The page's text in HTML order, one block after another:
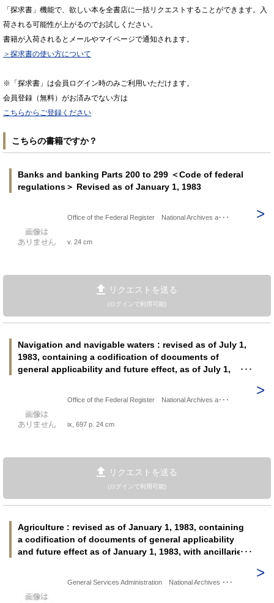
「探求書」機能で、欲しい本を全書店に一括リクエストすることができます。入
荷される可能性が上がるのでお試しください。
書籍が入荷されるとメールやマイページで通知されます。
＞探求書の使い方について
※「探求書」は会員ログイン時のみご利用いただけます。
会員登録（無料）がお済みでない方は
こちらからご登録ください
こちらの書籍ですか？
Banks and banking Parts 200 to 299 ＜Code of federal
regulations＞ Revised as of January 1, 1983
Office of the Federal Register National Archives a･･･
v. 24 cm
リクエストを送る
(ログインで利用可能)
Navigation and navigable waters : revised as of July 1,
1983, containing a codification of documents of
general applicability and future effect, as of July 1,
Office of the Federal Register National Archives a･･･
ix, 697 p. 24 cm
リクエストを送る
(ログインで利用可能)
Agriculture : revised as of January 1, 1983, containing
a codification of documents of general applicability
and future effect as of January 1, 1983, with ancillaries
General Services Administration National Archives ･･･